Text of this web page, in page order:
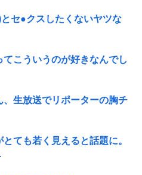
とセ●クスしたくないヤツな
てこういうのが好きなんでし
、生放送でリポーターの胸チ
ても若く見えると話題に。